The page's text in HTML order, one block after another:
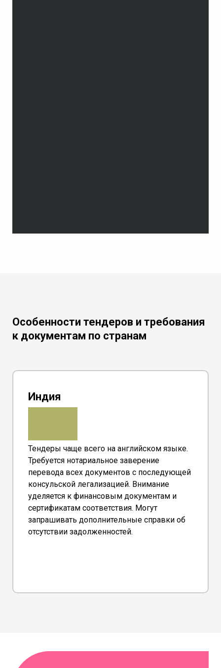
Особенности тендеров и требования
к документам по странам
Индия
Тендеры чаще всего на английском языке.
Требуется нотариальное заверение
перевода всех документов с последующей
консульской легализацией. Внимание
уделяется к финансовым документам и
сертификатам соответствия. Могут
запрашивать дополнительные справки об
отсутствии задолженностей.